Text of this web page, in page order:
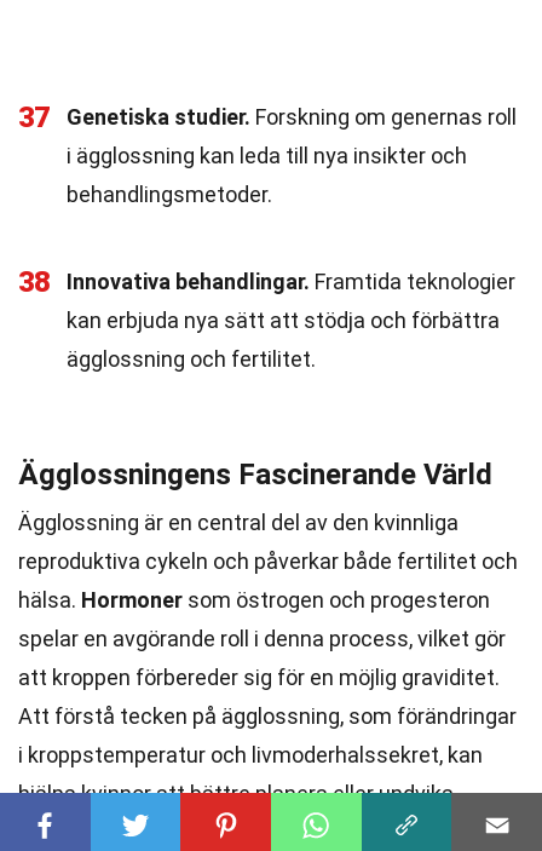
37 Genetiska studier. Forskning om genernas roll
i ägglossning kan leda till nya insikter och
behandlingsmetoder.
38 Innovativa behandlingar. Framtida teknologier
kan erbjuda nya sätt att stödja och förbättra
ägglossning och fertilitet.
Ägglossningens Fascinerande Värld
Ägglossning är en central del av den kvinnliga
reproduktiva cykeln och påverkar både fertilitet och
hälsa. Hormoner som östrogen och progesteron
spelar en avgörande roll i denna process, vilket gör
att kroppen förbereder sig för en möjlig graviditet.
Att förstå tecken på ägglossning, som förändringar
i kroppstemperatur och livmoderhalssekret, kan
hjälpa kvinnor att bättre planera eller undvika
graviditet. Dessutom kan livsstilsfaktorer som kost